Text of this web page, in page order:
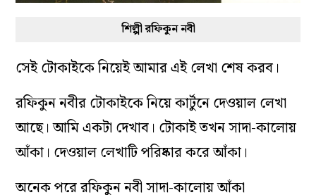
শিল্পী রফিকুন নবী
সেই টোকাইকে নিয়েই আমার এই লেখা শেষ করব।
রফিকুন নবীর টোকাইকে নিয়ে কার্টুনে দেওয়াল লেখা
আছে। আমি একটা দেখাব। টোকাই তখন সাদা-কালোয়
আঁকা। দেওয়াল লেখাটি পরিষ্কার করে আঁকা।
অনেক পরে রফিকুন নবী সাদা-কালোয় আঁকা